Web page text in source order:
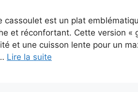
cassoulet est un plat
et réconfortant. Cette version
et une cuisson lente pour un
Lire la suite